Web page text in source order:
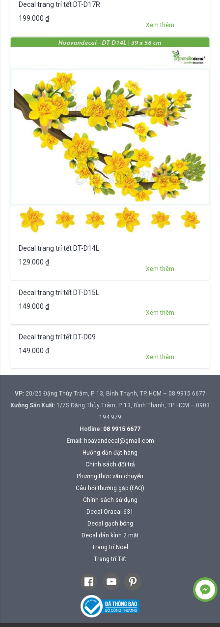
Decal trang trí tết DT-D17R
199.000 ₫
Xem thêm
Decal trang trí tết DT-D14L
129.000 ₫
Xem thêm
Decal trang trí tết DT-D15L
149.000 ₫
Xem thêm
Decal trang trí tết DT-D09
149.000 ₫
Xem thêm
VP:20/25 Đặng Thùy Trâm, P. 13, Bình Thạnh, TP. HCM – 08 9915 6677
Xưởng Sản Xuất: 1/7S Đặng Thùy Trâm, P. 13, Bình Thạnh, TP. HCM – 0903
194 979
Hotline: 08 9915 6677
Email: hoavandecal@gmail.com
Hướng dẫn đặt hàng
Chính sách đổi trả
Phương thức vận chuyển
Câu hỏi thường gặp (FAQ)
Chính sách sử dụng
Decal Oracal 631
Decal gạch bông
Decal dán kính 2 mặt
Trang trí Noel
Trang trí Tết